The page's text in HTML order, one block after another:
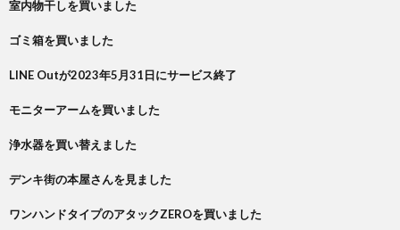
室内物干しを買いました
ゴミ箱を買いました
LINE Outが2023年5月31日にサービス終了
モニターアームを買いました
浄水器を買い替えました
デンキ街の本屋さんを見ました
ワンハンドタイプのアタックZEROを買いました